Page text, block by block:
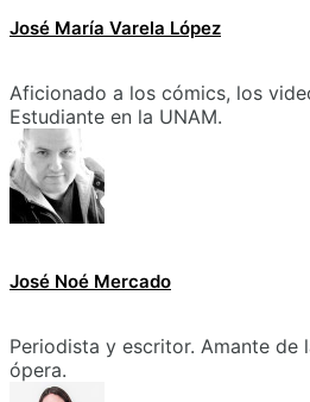
José María Varela López
Aficionado a los cómics, los
Estudiante en la UNAM.
José Noé Mercado
Periodista y escritor. Amante de
ópera.